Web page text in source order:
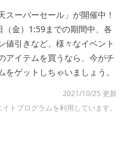
ーパーセール」が開催中！
金）1:59までの期間中、各
値引きなど、様々なイベント
アイテムを買うなら、今がチ
ゲットしちゃいましょう。
2021/10/25 更新
トプログラムを利用しています。